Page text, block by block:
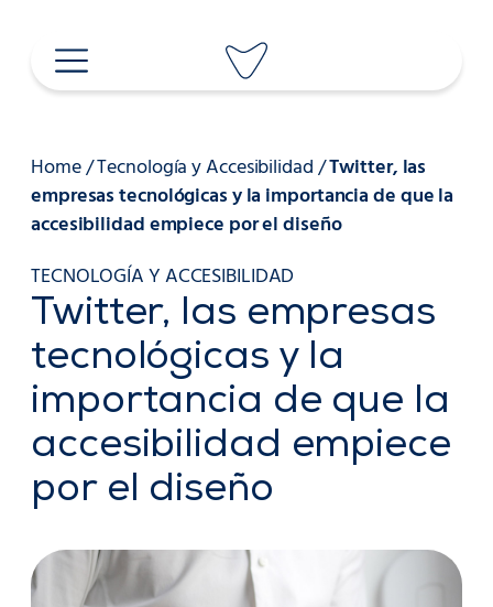
contenido
Home/Tecnología y Accesibilidad/Twitter, las
empresas tecnológicas y la importancia de que la
accesibilidad empiece por el diseño
TECNOLOGÍA Y ACCESIBILIDAD
Twitter, las empresas
tecnológicas y la
importancia de que la
accesibilidad empiece
por el diseño